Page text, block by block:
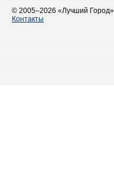
© 2005–2026 «Лучший
Контакты